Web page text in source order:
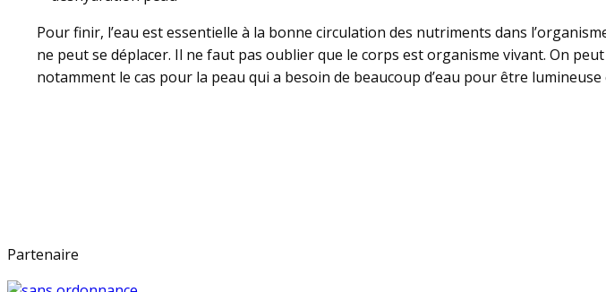
Pour finir, l’eau est essentielle à la bonne circulation des nutriments dans
ne peut se déplacer. Il ne faut pas oublier que le corps est organisme vivant. On
notamment le cas pour la peau qui a besoin de beaucoup d’eau pour être lumineuse
Partenaire